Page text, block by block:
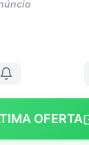
OFERTA